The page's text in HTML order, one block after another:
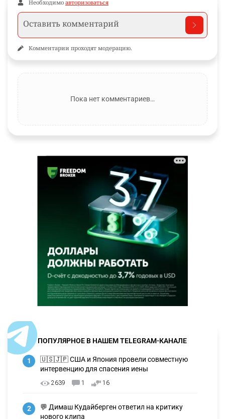
Необходимо авторизоваться
Комментарии проходят модерацию.
Пока нет комментариев…
ПОПУЛЯРНОЕ В НАШЕМ TELEGRAM-КАНАЛЕ
1
🇺🇸🇯🇵 США и Япония провели совместную
интервенцию для спасения иены
2639 1 16
2
💬 Димаш Кудайберген ответил на критику
нового клипа